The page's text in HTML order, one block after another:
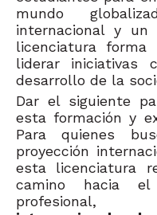
mundo
internacional y un
licenciatura forma
liderar iniciativas
desarrollo de la
Dar el siguiente
esta formación y
Para quienes
proyección
esta licenciatura
camino hacia
profesional,